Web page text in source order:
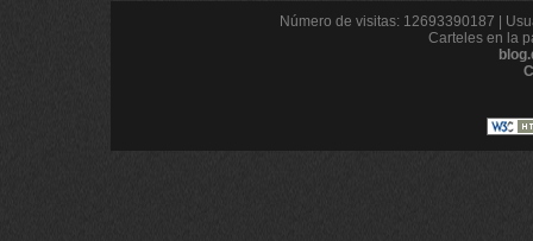
Número de visitas: 12693390187 |
Carteles en la